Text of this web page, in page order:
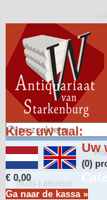
Kies uw taal:
Uw
(0)
€ 0,00
Ga naar de kassa »
(Anti-) alkohol